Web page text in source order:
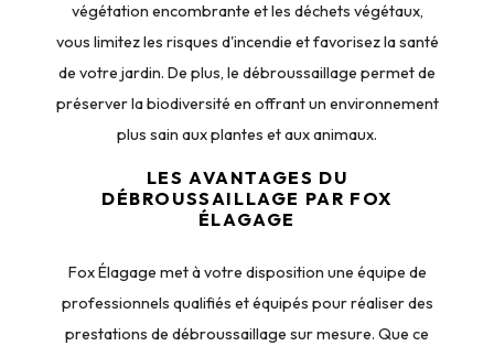
végétation encombrante et les déchets végétaux,
vous limitez les risques d'incendie et favorisez la santé
de votre jardin. De plus, le débroussaillage permet de
préserver la biodiversité en offrant un environnement
plus sain aux plantes et aux animaux.
LES AVANTAGES DU
DÉBROUSSAILLAGE PAR FOX
ÉLAGAGE
Fox Élagage met à votre disposition une équipe de
professionnels qualifiés et équipés pour réaliser des
prestations de débroussaillage sur mesure. Que ce